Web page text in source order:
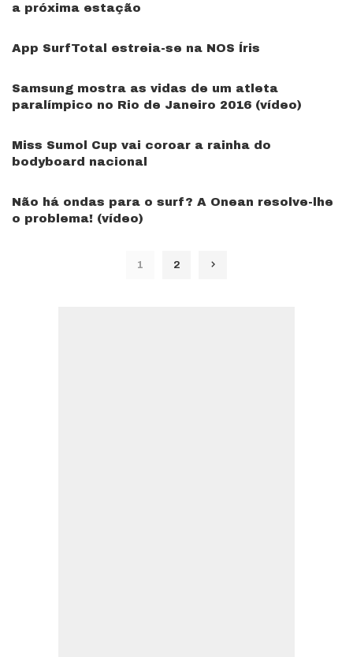
a próxima estação
App SurfTotal estreia-se na NOS Íris
Samsung mostra as vidas de um atleta
paralímpico no Rio de Janeiro 2016 (vídeo)
Miss Sumol Cup vai coroar a rainha do
bodyboard nacional
Não há ondas para o surf? A Onean resolve-lhe
o problema! (vídeo)
1 2